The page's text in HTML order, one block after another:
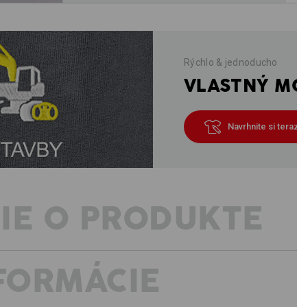
Rýchlo & jednoducho
VLASTNÝ
Navrhnite si
O PRODUKTE
Nadčasové, decentné a
ideálna voľba, keď chcete svoj
Tento kvalitný bavlnený model sa